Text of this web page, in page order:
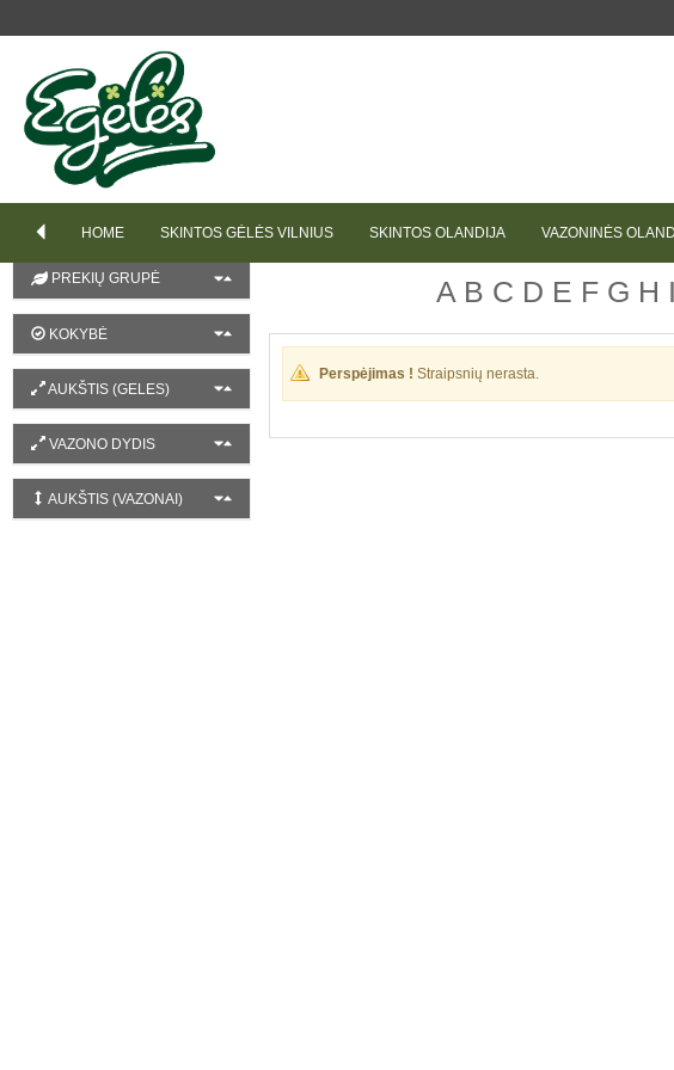
HOME SKINTOS GĖLĖS VILNIUS SKINTOS OLANDIJA VAZONINĖS
A B C D E F G H I
Perspėjimas ! Straipsnių nerasta.
RŪŠIUOTI PAGAL
SPALVA
PREKIŲ GRUPĖ
KOKYBĖ
AUKŠTIS (GELES)
VAZONO DYDIS
AUKŠTIS (VAZONAI)